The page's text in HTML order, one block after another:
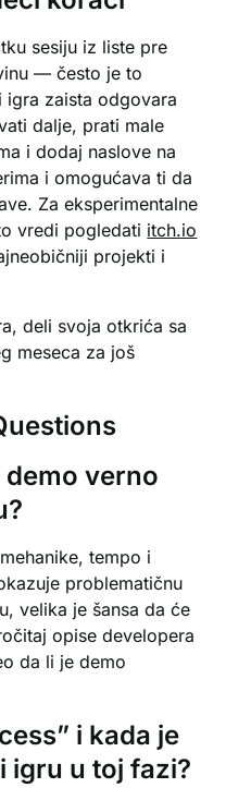
sesiju iz liste pre
— često je to
igra zaista odgovara
dalje, prati male
i dodaj naslove na
i omogućava ti da
Za eksperimentalne
vredi pogledati itch.io
projekti i
deli svoja otkrića sa
meseca za još
demo verno
tempo i
problematičnu
velika je šansa da će
opise developera
da li je demo
i kada je
igru u toj fazi?